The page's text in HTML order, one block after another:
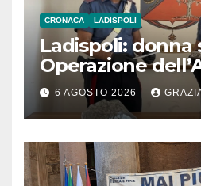
CRONACA LADISPOLI
Ladispoli: donna
Operazione
6 AGOSTO 2026